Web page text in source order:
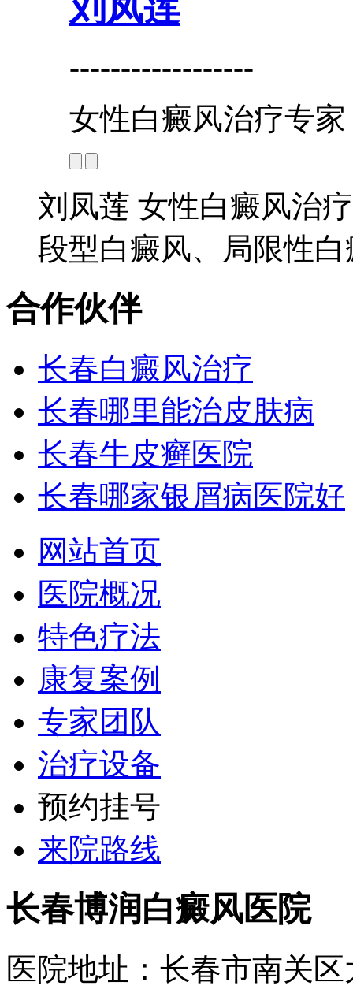
------------------
女性白癜风治疗专家
刘凤莲 女性白癜风治
段型白癜风、局限性
合作伙伴
长春白癜风治疗
长春哪里能治皮肤病
长春牛皮癣医院
长春哪家银屑病医院好
网站首页
医院概况
特色疗法
康复案例
专家团队
治疗设备
预约挂号
来院路线
长春博润白癜风医院
医院地址：长春市南关